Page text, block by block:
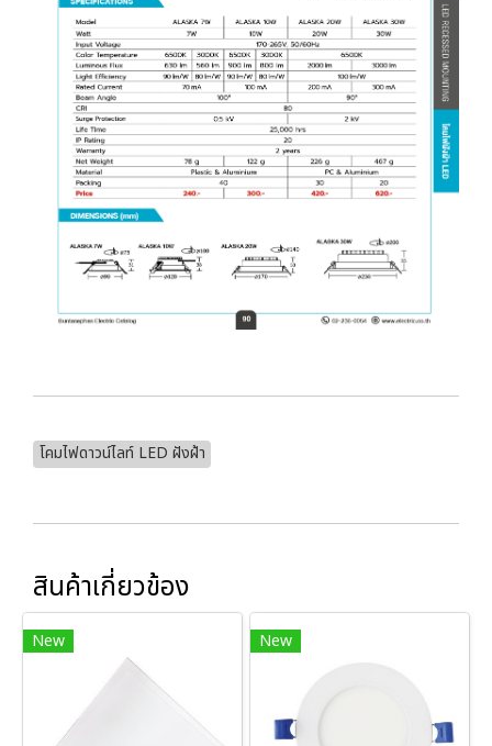
โคมไฟดาวน์ไลท์ LED ฝังฝ้า
สินค้าเกี่ยวข้อง
New New